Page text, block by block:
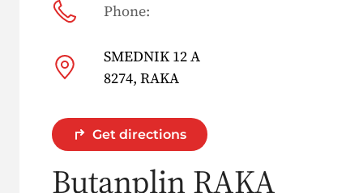
Phone:
SMEDNIK 12 A
8274, RAKA
Get directions
Butanplin RAKA